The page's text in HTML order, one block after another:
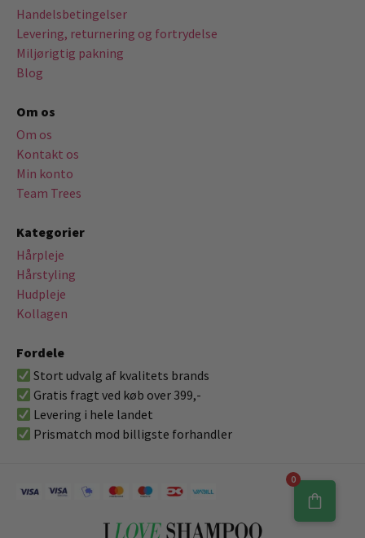
Handelsbetingelser
Levering, returnering og fortrydelse
Miljørigtig pakning
Blog
Om os
Om os
Kontakt os
Min konto
Team Trees
Kategorier
Hårpleje
Hårstyling
Hudpleje
Kollagen
Fordele
Stort udvalg af kvalitets brands
Gratis fragt ved køb over 399,-
Levering i hele landet
Prismatch mod billigste forhandler
0